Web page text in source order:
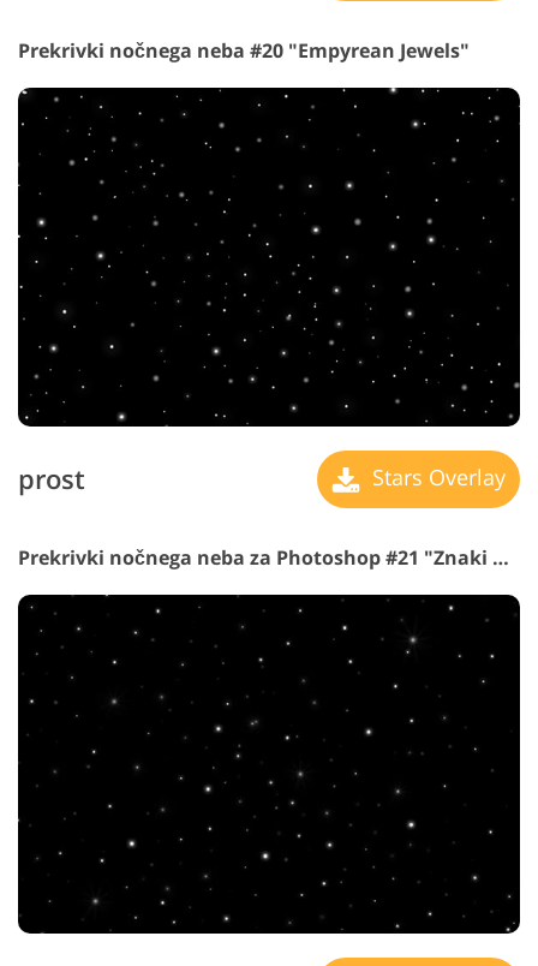
Prekrivki nočnega neba #20 "Empyrean Jewels"
prost Stars Overlay
Prekrivki nočnega neba za Photoshop #21 "Znaki od Providence"